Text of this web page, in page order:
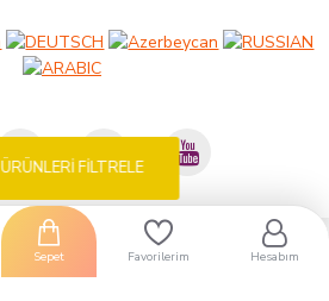
Sepet Favorilerim Hesabım
ÜRÜNLERI FILTRELE